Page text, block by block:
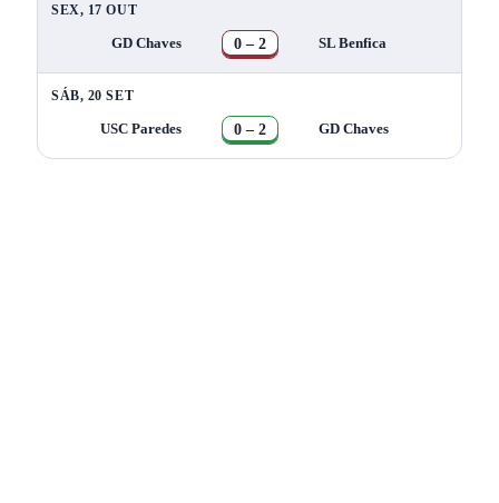
SEX, 17 OUT
GD Chaves 0 – 2 SL Benfica
SÁB, 20 SET
USC Paredes 0 – 2 GD Chaves